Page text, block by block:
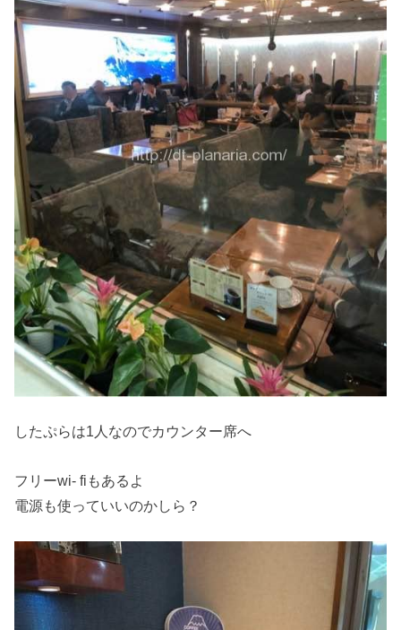
したぷらは1人なのでカウンター席へ
フリーwi- fiもあるよ
電源も使っていいのかしら？